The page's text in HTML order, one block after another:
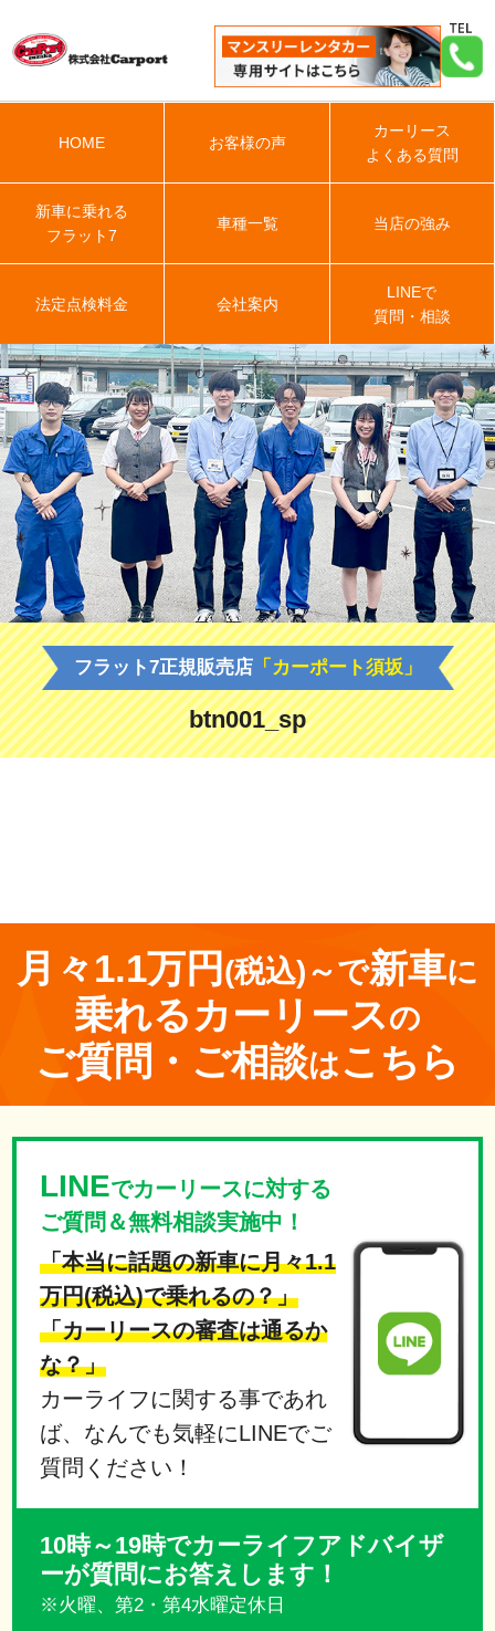
HOME お客様の声
カーリース
よくある質問
新車に乗れる
フラット7
車種一覧 当店の強み
法定点検料金 会社案内
LINEで
質問・相談
フラット7正規販売店「カーポート須坂」
btn001_sp
月々1.1万円 (税込)～で新車に
乗れる カーリースの
ご質問・ご相談はこちら
LINEでカーリースに対する
ご質問＆無料相談実施中！
「本当に話題の新車に月々1.1
万円(税込)で乗れるの？」
「カーリースの審査は通るか
な？」
カーライフに関する事であれ
ば、なんでも気軽にLINEでご
質問ください！
10時～19時でカーライフアドバイザ
ーが質問にお答えします！
※火曜、第2・第4水曜定休日